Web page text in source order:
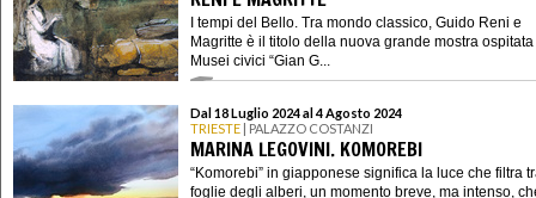
I tempi del Bello. Tra mondo classico, Guido Reni e
Magritte è il titolo della nuova grande mostra
Musei civici “Gian G...
Dal 18 Luglio 2024 al 4 Agosto 2024
TRIESTE | PALAZZO COSTANZI
MARINA LEGOVINI. KOMOREBI
“Komorebi” in giapponese significa la luce che filtra
foglie degli alberi, un momento breve, ma intenso,